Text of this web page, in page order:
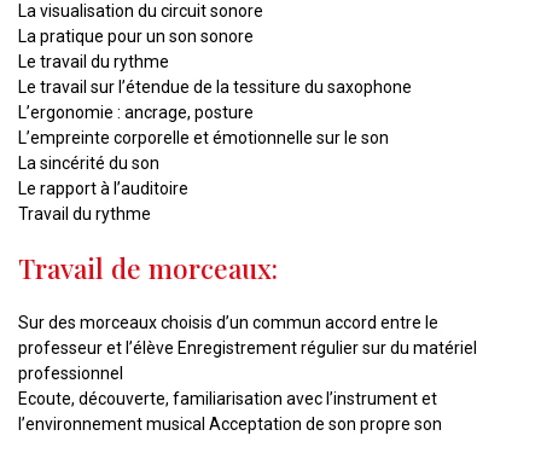
La visualisation du circuit sonore
La pratique pour un son sonore
Le travail du rythme
Le travail sur l’étendue de la tessiture du saxophone
L’ergonomie : ancrage, posture
L’empreinte corporelle et émotionnelle sur le son
La sincérité du son
Le rapport à l’auditoire
Travail du rythme
Travail de morceaux:
Sur des morceaux choisis d’un commun accord entre le
professeur et l’élève Enregistrement régulier sur du matériel
professionnel
Ecoute, découverte, familiarisation avec l’instrument et
l’environnement musical Acceptation de son propre son